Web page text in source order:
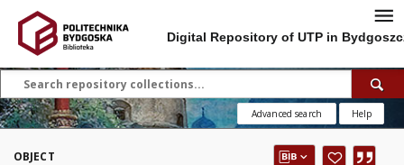
Digital Repository of UTP in
Advanced search Help
OBJECT